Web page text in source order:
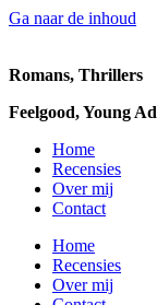
Ga naar de inhoud
Romans, Thrillers
Feelgood, Young
Home
Recensies
Over mij
Contact
Home
Recensies
Over mij